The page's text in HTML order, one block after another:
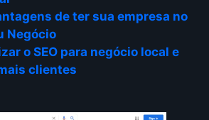
de ter sua empresa no
Negócio
o SEO para negócio local e
clientes